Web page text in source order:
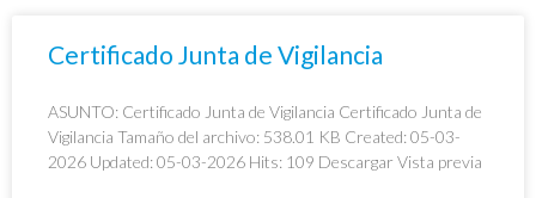
Certificado Junta de Vigilancia
ASUNTO: Certificado Junta de Vigilancia Certificado Junta de
Vigilancia Tamaño del archivo: 538.01 KB Created: 05-03-
2026 Updated: 05-03-2026 Hits: 109 Descargar Vista previa